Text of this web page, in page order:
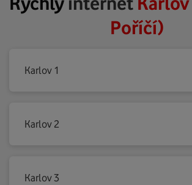
Poříčí)
Karlov 1
Karlov 2
Karlov 3